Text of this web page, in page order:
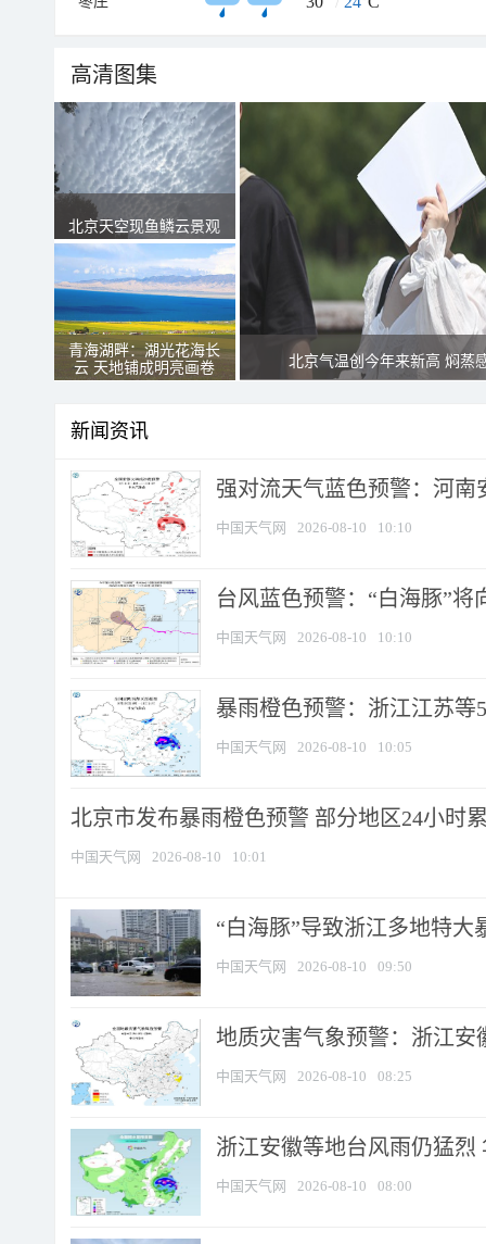
高清图集
北京天空现鱼鳞云景观
青海湖畔：湖光花海长
云 天地铺成明亮画卷
北京气温创今年来新高 焖蒸
新闻资讯
强对流天气蓝色预警：河南
中国天气网 2026-08-10 10:10
台风蓝色预警：“白海豚”
中国天气网 2026-08-10 10:10
暴雨橙色预警：浙江江苏等
中国天气网 2026-08-10 10:05
北京市发布暴雨橙色预警 部分地区24小时
中国天气网 2026-08-10 10:01
“白海豚”导致浙江多地特大
中国天气网 2026-08-10 09:50
地质灾害气象预警：浙江安
中国天气网 2026-08-10 08:25
浙江安徽等地台风雨仍猛烈
中国天气网 2026-08-10 08:00